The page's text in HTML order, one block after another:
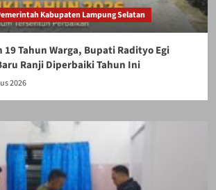
Kabupaten Lampung Selatan
Tahun Warga, Bupati Radityo Egi
Ranji Diperbaiki Tahun Ini
2026